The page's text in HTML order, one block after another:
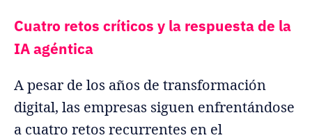
Cuatro retos críticos y la respuesta de la
IA agéntica
A pesar de los años de transformación
digital, las empresas siguen enfrentándose
a cuatro retos recurrentes en el